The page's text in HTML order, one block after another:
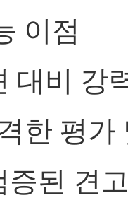
이점
대비 강
한 평가
된 견